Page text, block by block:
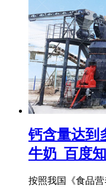
钙含量达到
牛奶_百度
按照我国《食品